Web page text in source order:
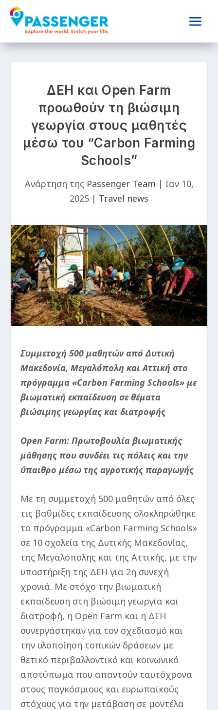
ΔΕΗ και Open Farm
προωθούν τη βιώσιμη
γεωργία στους μαθητές
μέσω του “Carbon Farming
Schools”
Ανάρτηση της Passenger Team | Ιαν 10,
2025 | Travel news
Συμμετοχή 500 μαθητών από Δυτική
Μακεδονία, Μεγαλόπολη και Αττική στο
πρόγραμμα «Carbon Farming Schools» με
βιωματική εκπαίδευση σε θέματα
βιώσιμης γεωργίας και διατροφής
Open Farm: Πρωτοβουλία βιωματικής
μάθησης που συνδέει τις πόλεις και την
ύπαιθρο μέσω της αγροτικής παραγωγής
Με τη συμμετοχή 500 μαθητών από όλες
τις βαθμίδες εκπαίδευσης ολοκληρώθηκε
το πρόγραμμα «Carbon Farming Schools»
σε 10 σχολεία της Δυτικής Μακεδονίας,
της Μεγαλόπολης και της Αττικής, με την
υποστήριξη της ΔΕΗ για 2η συνεχή
χρονιά. Με στόχο την βιωματική
εκπαίδευση στη βιώσιμη γεωργία και
διατροφή, η Open Farm και η ΔΕΗ
συνεργάστηκαν για τον σχεδιασμό και
την υλοποίηση τοπικών δράσεων με
θετικό περιβαλλοντικό και κοινωνικό
αποτύπωμα που απαντούν ταυτόχρονα
στους παγκόσμιους και ευρωπαϊκούς
στόχους για την μετάβαση σε μοντέλα